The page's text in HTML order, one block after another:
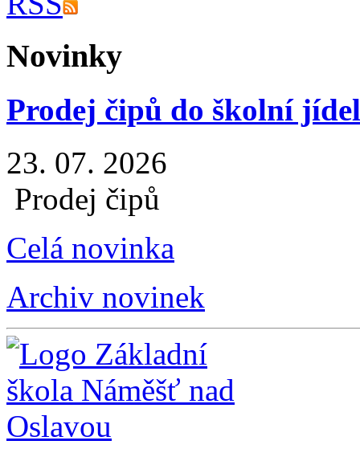
Novinky
Prodej čipů do školní
23. 07. 2026
Prodej čipů
Celá novinka
Archiv novinek